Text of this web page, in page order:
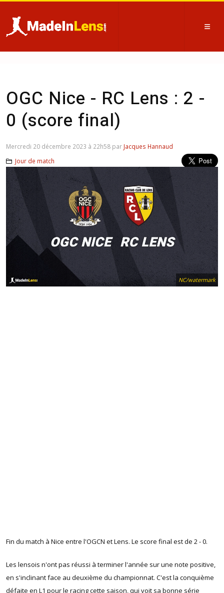
OGC Nice - RC Lens : 2 -
0 (score final)
NC/watermark
Fin du match à Nice entre l'OGCN et Lens. Le score final est de 2 - 0.
Les lensois n'ont pas réussi à terminer l'année sur une note positive,
en s'inclinant face au deuxième du championnat. C'est la conquième
défaite en L1 pour le racing cette saison, qui voit sa bonne série
Mercredi 20 décembre 2023 à 22h58 par Jacques Hannaud
Jour de match